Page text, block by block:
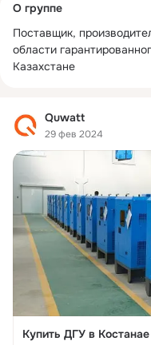
Quwatt
29 фев 2024
Купить ДГУ в
колонка
О группе
Поставщик,
области
Казахстане